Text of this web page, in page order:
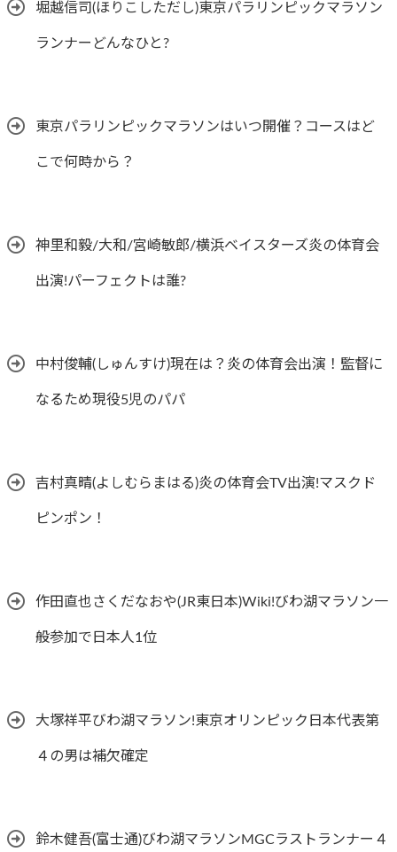
堀越信司(ほりこしただし)東京パラリンピックマラソン
ランナーどんなひと?
東京パラリンピックマラソンはいつ開催？コースはど
こで何時から？
神里和毅/大和/宮崎敏郎/横浜ベイスターズ炎の体育会
出演!パーフェクトは誰?
中村俊輔(しゅんすけ)現在は？炎の体育会出演！監督に
なるため現役5児のパパ
吉村真晴(よしむらまはる)炎の体育会TV出演!マスクド
ピンポン！
作田直也さくだなおや(JR東日本)Wiki!びわ湖マラソン一
般参加で日本人1位
大塚祥平びわ湖マラソン!東京オリンピック日本代表第
４の男は補欠確定
鈴木健吾(富士通)びわ湖マラソンMGCラストランナー４